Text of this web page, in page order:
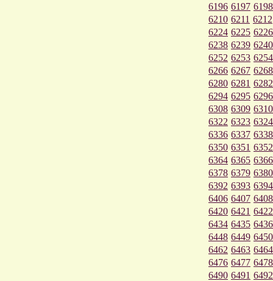
6196 6197 6198
6210 6211 6212
6224 6225 6226
6238 6239 6240
6252 6253 6254
6266 6267 6268
6280 6281 6282
6294 6295 6296
6308 6309 6310
6322 6323 6324
6336 6337 6338
6350 6351 6352
6364 6365 6366
6378 6379 6380
6392 6393 6394
6406 6407 6408
6420 6421 6422
6434 6435 6436
6448 6449 6450
6462 6463 6464
6476 6477 6478
6490 6491 6492